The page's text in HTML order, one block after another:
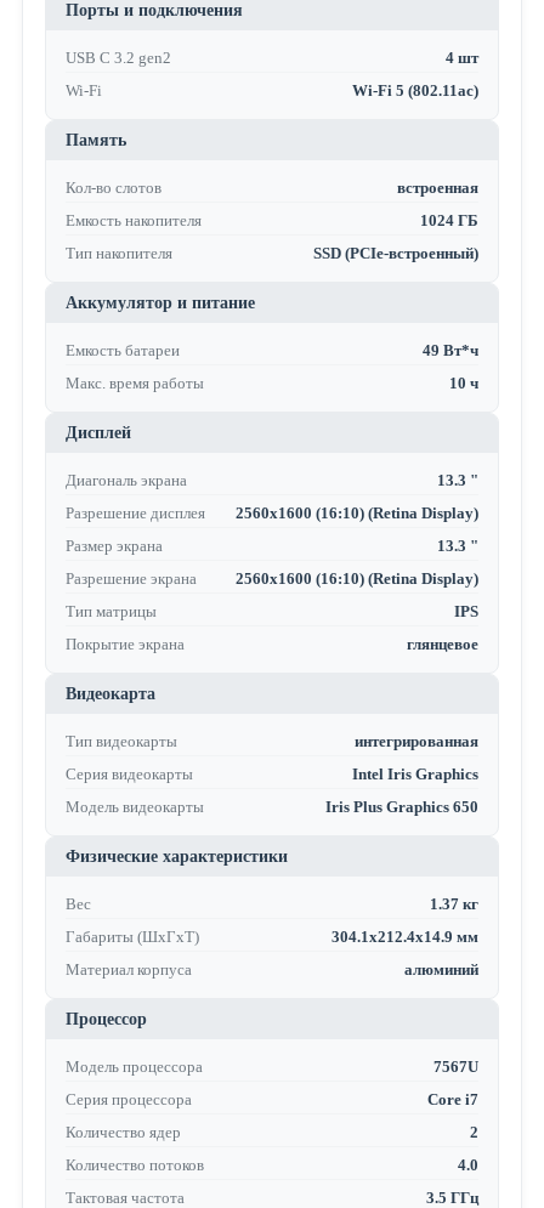
Порты и подключения
USB C 3.2 gen2
4 шт
Wi-Fi
Wi-Fi 5 (802.11ac)
Память
Кол-во слотов
встроенная
Емкость накопителя
1024 ГБ
Тип накопителя
SSD (PCIe-встроенный)
Аккумулятор и питание
Емкость батареи
49 Вт*ч
Макс. время работы
10 ч
Дисплей
Диагональ экрана
13.3 "
Разрешение дисплея
2560x1600 (16:10) (Retina Display)
Размер экрана
13.3 "
Разрешение экрана
2560x1600 (16:10) (Retina Display)
Тип матрицы
IPS
Покрытие экрана
глянцевое
Видеокарта
Тип видеокарты
интегрированная
Серия видеокарты
Intel Iris Graphics
Модель видеокарты
Iris Plus Graphics 650
Физические характеристики
Вес
1.37 кг
Габариты (ШхГхТ)
304.1x212.4x14.9 мм
Материал корпуса
алюминий
Процессор
Модель процессора
7567U
Серия процессора
Core i7
Количество ядер
2
Количество потоков
4.0
Тактовая частота
3.5 ГГц